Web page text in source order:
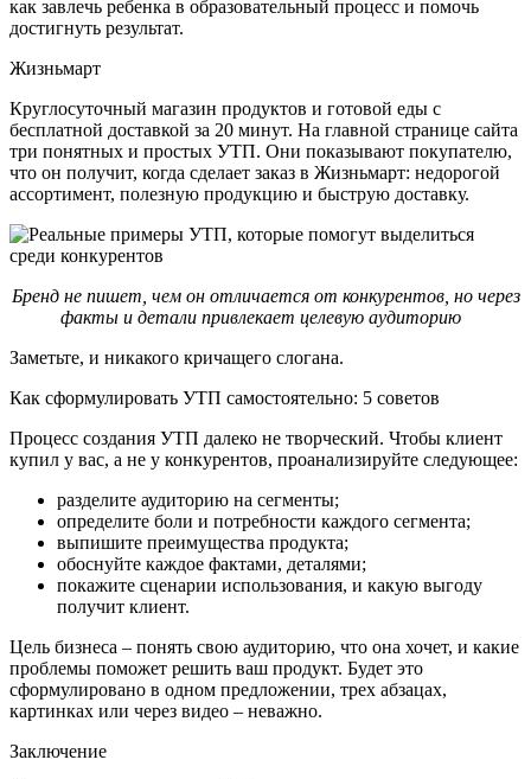
как завлечь ребенка в образовательный процесс и помочь
достигнуть результат.
Жизньмарт
Круглосуточный магазин продуктов и готовой еды с
бесплатной доставкой за 20 минут. На главной странице сайта
три понятных и простых УТП. Они показывают покупателю,
что он получит, когда сделает заказ в Жизньмарт: недорогой
ассортимент, полезную продукцию и быструю доставку.
Бренд не пишет, чем он отличается от конкурентов, но через
факты и детали привлекает целевую аудиторию
Заметьте, и никакого кричащего слогана.
Как сформулировать УТП самостоятельно: 5 советов
Процесс создания УТП далеко не творческий. Чтобы клиент
купил у вас, а не у конкурентов, проанализируйте следующее:
разделите аудиторию на сегменты;
определите боли и потребности каждого сегмента;
выпишите преимущества продукта;
обоснуйте каждое фактами, деталями;
покажите сценарии использования, и какую выгоду
получит клиент.
Цель бизнеса – понять свою аудиторию, что она хочет, и какие
проблемы поможет решить ваш продукт. Будет это
сформулировано в одном предложении, трех абзацах,
картинках или через видео – неважно.
Заключение